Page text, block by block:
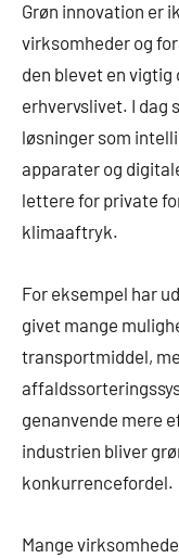
Grøn innovation er
virksomheder og
den blevet en vigtig
erhvervslivet. I dag
løsninger som
apparater og
lettere for private
klimaaftryk.
For eksempel har
givet mange
transportmiddel,
genanvende mere
industrien bliver
konkurrencefordel.
Mange